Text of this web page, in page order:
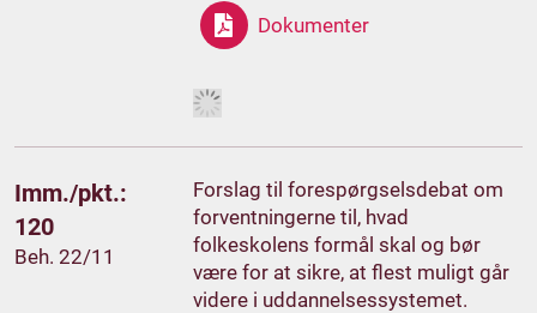
Dokumenter
Imm./pkt.:
120
Beh. 22/11
Forslag til forespørgselsdebat om
forventningerne til, hvad
folkeskolens formål skal og bør
være for at sikre, at flest muligt går
videre i uddannelsessystemet.